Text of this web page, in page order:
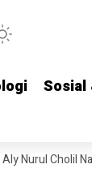
Sosial
Sosial
Naik ke